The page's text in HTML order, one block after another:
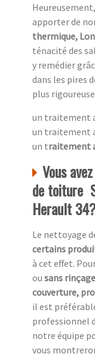
Heureusement,
apporter de
thermique,
ténacité des
y remédier
dans les pires
plus
un traitement
un traitement
un traitement
Vous
de toiture
Herault
Le nettoyage
certains
à cet effet.
ou sans
couverture,
il est
professionnel
notre équipe
vous